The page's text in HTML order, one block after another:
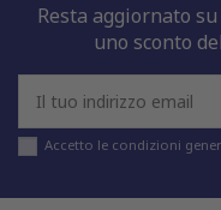
Resta aggiornato
uno sconto
Accetto le condizioni